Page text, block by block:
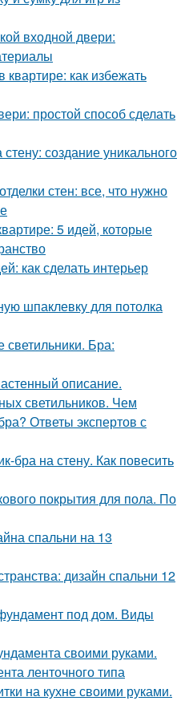
входной двери:
как избежать
простой способ сделать
создание уникального
стен: все, что нужно
5 идей, которые
как сделать интерьер
шпаклевку для потолка
светильники. Бра:
описание.
светильников. Чем
Ответы экспертов с
бра на стену. Как повесить
покрытия для пола. По
спальни на 13
дизайн спальни 12
под дом. Виды
своими руками.
ленточного типа
на кухне своими руками.